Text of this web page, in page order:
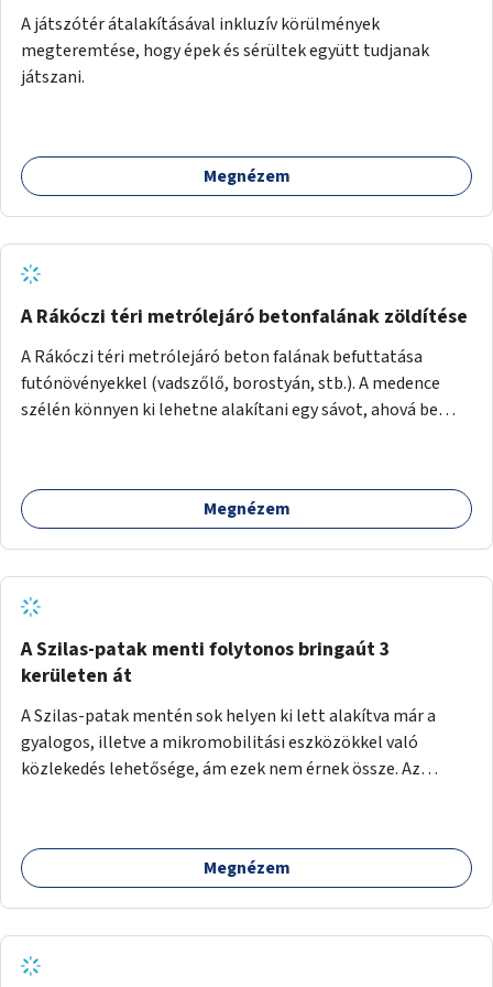
A játszótér átalakításával inkluzív körülmények
megteremtése, hogy épek és sérültek együtt tudjanak
játszani.
Megnézem
A Rákóczi téri metrólejáró betonfalának zöldítése
A Rákóczi téri metrólejáró beton falának befuttatása
futónövényekkel (vadszőlő, borostyán, stb.). A medence
szélén könnyen ki lehetne alakítani egy sávot, ahová be
Megnézem
A Szilas-patak menti folytonos bringaút 3
kerületen át
A Szilas-patak mentén sok helyen ki lett alakítva már a
gyalogos, illetve a mikromobilitási eszközökkel való
közlekedés lehetősége, ám ezek nem érnek össze. Az
részt, amire hatásköre van és a költségvetési lehetőségek
keretéig valósítsa is meg.Megnézem